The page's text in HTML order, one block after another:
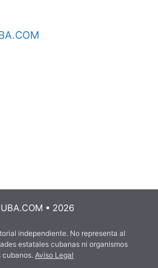
• 2026
independiente. No representa al
estatales cubanas ni organismos
cubanos.Aviso Legal